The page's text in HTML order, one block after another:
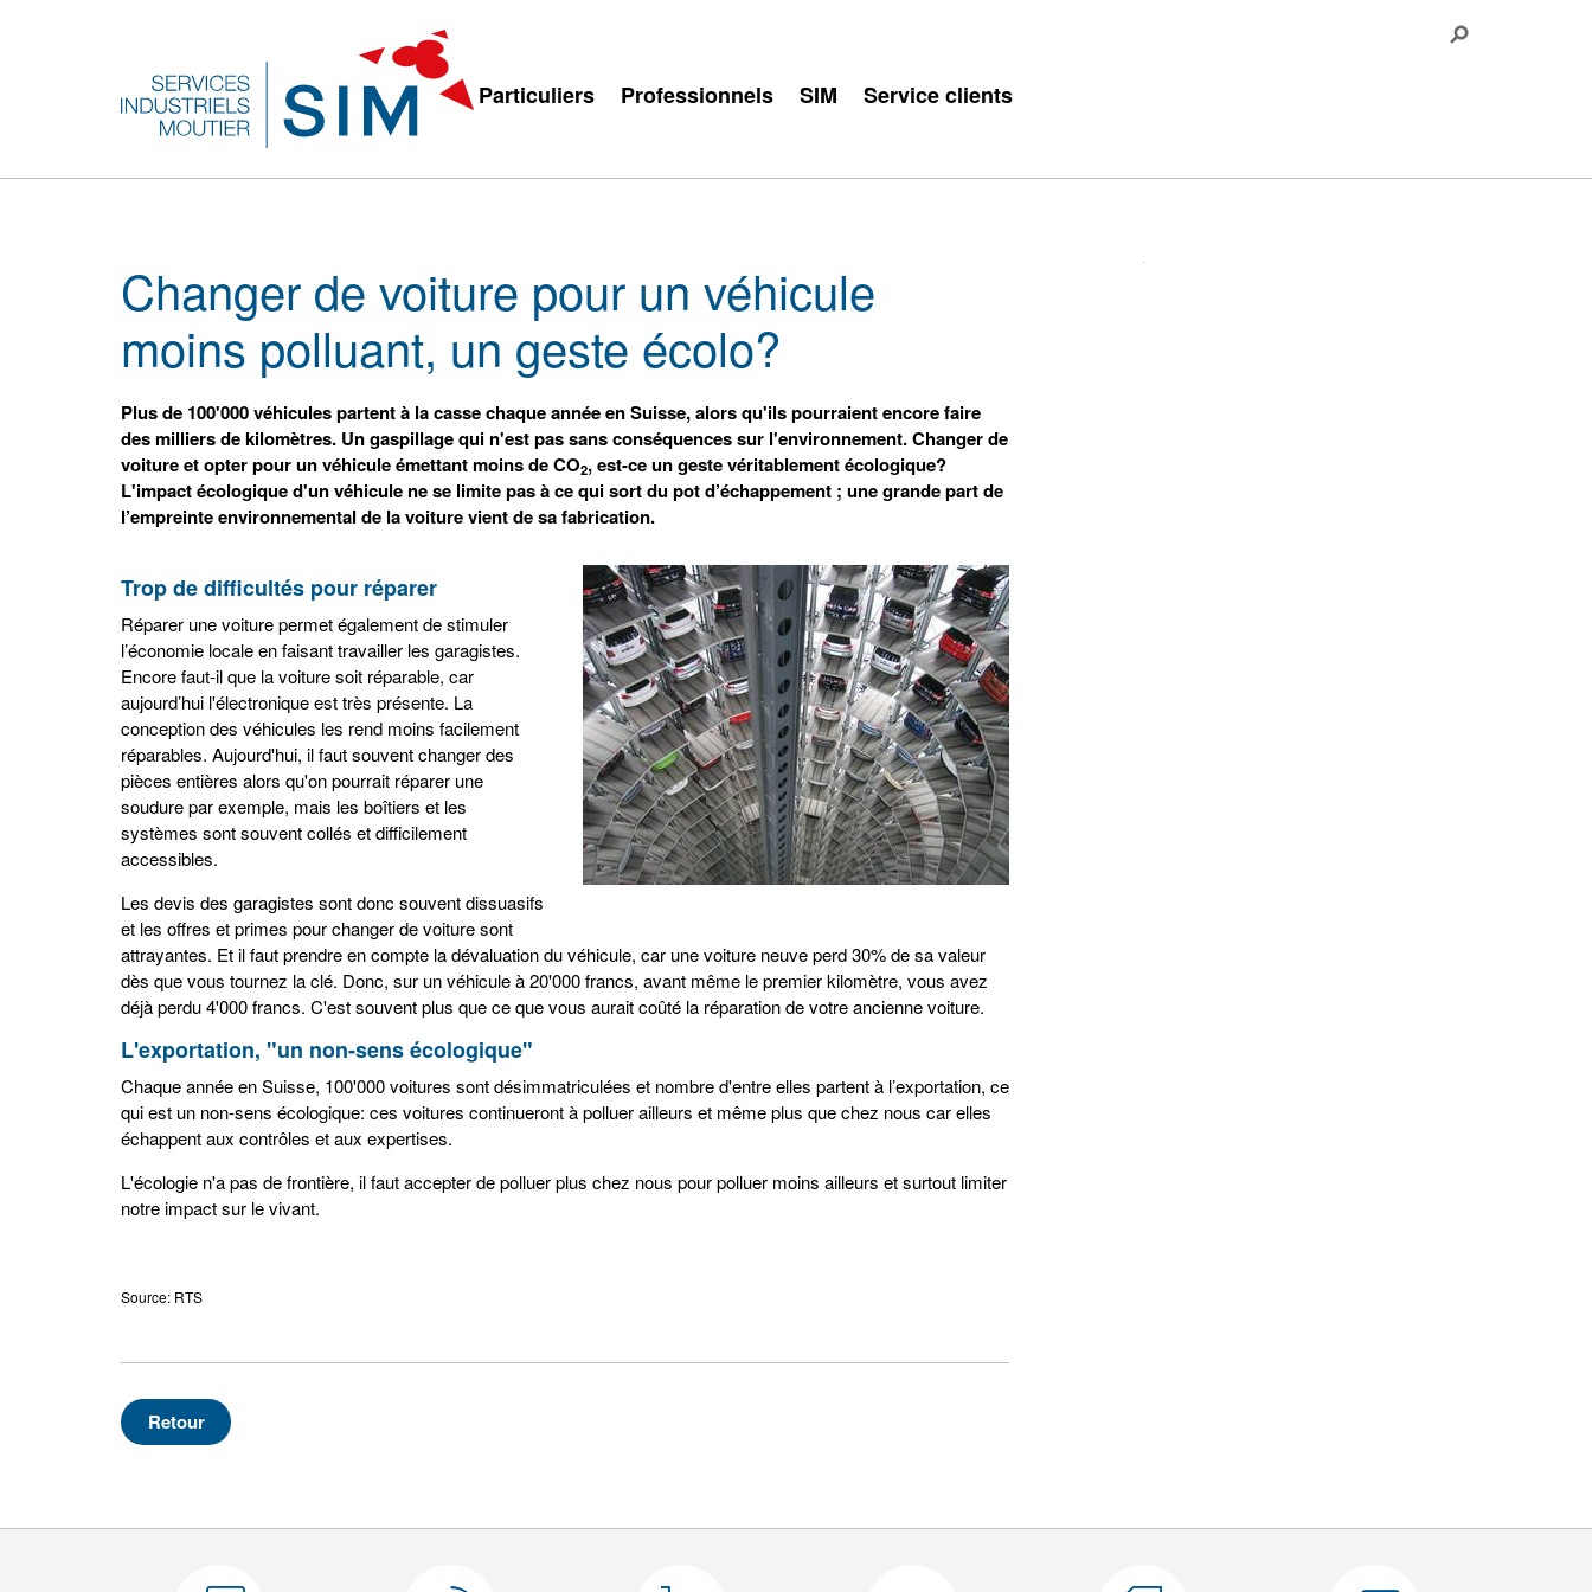
Particuliers Professionnels SIM Service clients
Changer de voiture pour un véhicule
moins polluant, un geste écolo?
Plus de 100'000 véhicules partent à la casse chaque année en Suisse, alors qu'ils pourraient encore faire
des milliers de kilomètres. Un gaspillage qui n'est pas sans conséquences sur l'environnement. Changer de
voiture et opter pour un véhicule émettant moins de CO2, est-ce un geste véritablement écologique?
L'impact écologique d'un véhicule ne se limite pas à ce qui sort du pot d’échappement ; une grande part de
l’empreinte environnemental de la voiture vient de sa fabrication.
Trop de difficultés pour réparer
Réparer une voiture permet également de stimuler
l’économie locale en faisant travailler les garagistes.
Encore faut-il que la voiture soit réparable, car
aujourd’hui l'électronique est très présente. La
conception des véhicules les rend moins facilement
réparables. Aujourd'hui, il faut souvent changer des
pièces entières alors qu'on pourrait réparer une
soudure par exemple, mais les boîtiers et les
systèmes sont souvent collés et difficilement
accessibles.
Les devis des garagistes sont donc souvent dissuasifs
et les offres et primes pour changer de voiture sont
attrayantes. Et il faut prendre en compte la dévaluation du véhicule, car une voiture neuve perd 30% de sa valeur
dès que vous tournez la clé. Donc, sur un véhicule à 20'000 francs, avant même le premier kilomètre, vous avez
déjà perdu 4'000 francs. C'est souvent plus que ce que vous aurait coûté la réparation de votre ancienne voiture.
L'exportation, "un non-sens écologique"
Chaque année en Suisse, 100'000 voitures sont désimmatriculées et nombre d'entre elles partent à l’exportation, ce
qui est un non-sens écologique: ces voitures continueront à polluer ailleurs et même plus que chez nous car elles
échappent aux contrôles et aux expertises.
L'écologie n'a pas de frontière, il faut accepter de polluer plus chez nous pour polluer moins ailleurs et surtout limiter
notre impact sur le vivant.
Source: RTS
Retour